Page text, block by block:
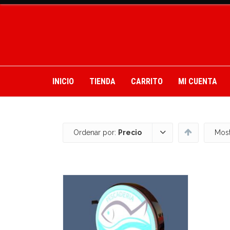
INICIO TIENDA CARRITO MI CUENTA
Ordenar por: Precio